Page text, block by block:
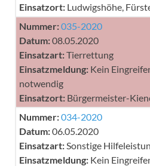
Einsatzort: Ludwigshöhe,
Nummer:035-2020
Datum:08.05.2020
Einsatzart:Tierrettung
Einsatzmeldung: Kein
notwendig
Einsatzort: Bürgermeister-
Nummer:034-2020
Datum:06.05.2020
Einsatzart: Sonstige
Einsatzmeldung: Kein